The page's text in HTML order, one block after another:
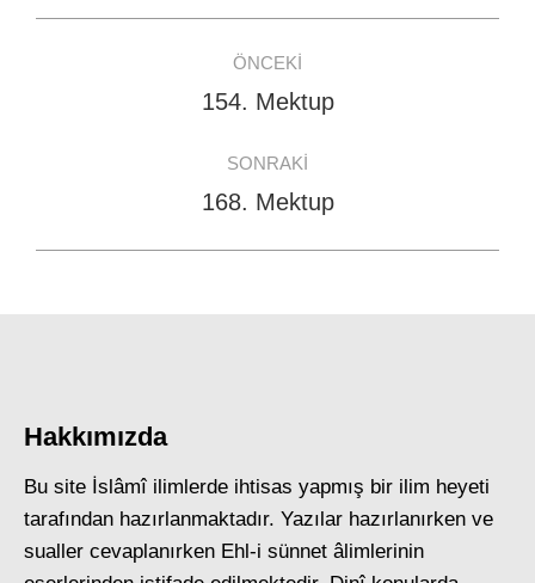
navigation
ÖNCEKI
Previous
154. Mektup
SONRAKI
Next
168. Mektup
Hakkımızda
Bu site İslâmî ilimlerde ihtisas yapmış bir ilim heyeti
tarafından hazırlanmaktadır. Yazılar hazırlanırken ve
sualler cevaplanırken Ehl-i sünnet âlimlerinin